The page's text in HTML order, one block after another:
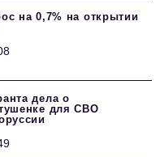
на 0,7% на открытии
дела о
для СВО